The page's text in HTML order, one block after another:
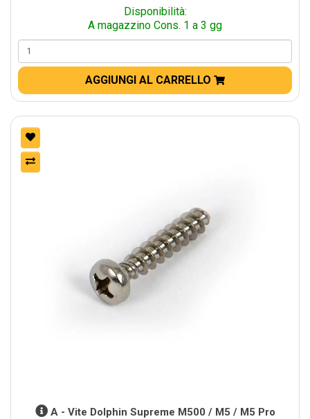
Disponibilità:
A magazzino Cons. 1 a 3 gg
AGGIUNGI AL CARRELLO
A - Vite Dolphin Supreme M500 / M5 / M5 Pro